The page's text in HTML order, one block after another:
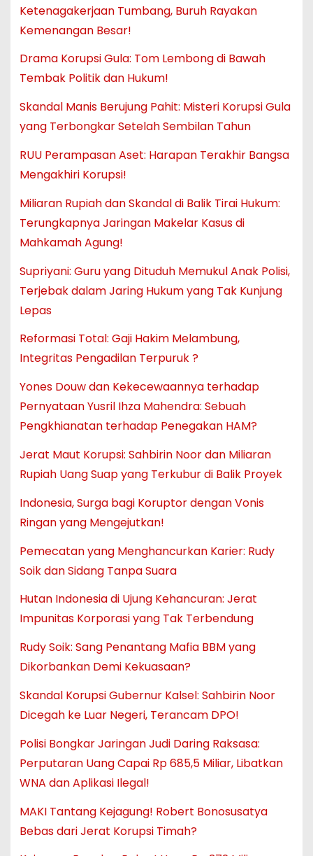
Ketenagakerjaan Tumbang, Buruh Rayakan
Kemenangan Besar!
Drama Korupsi Gula: Tom Lembong di Bawah
Tembak Politik dan Hukum!
Skandal Manis Berujung Pahit: Misteri Korupsi Gula
yang Terbongkar Setelah Sembilan Tahun
RUU Perampasan Aset: Harapan Terakhir Bangsa
Mengakhiri Korupsi!
Miliaran Rupiah dan Skandal di Balik Tirai Hukum:
Terungkapnya Jaringan Makelar Kasus di
Mahkamah Agung!
Supriyani: Guru yang Dituduh Memukul Anak Polisi,
Terjebak dalam Jaring Hukum yang Tak Kunjung
Lepas
Reformasi Total: Gaji Hakim Melambung,
Integritas Pengadilan Terpuruk ?
Yones Douw dan Kekecewaannya terhadap
Pernyataan Yusril Ihza Mahendra: Sebuah
Pengkhianatan terhadap Penegakan HAM?
Jerat Maut Korupsi: Sahbirin Noor dan Miliaran
Rupiah Uang Suap yang Terkubur di Balik Proyek
Indonesia, Surga bagi Koruptor dengan Vonis
Ringan yang Mengejutkan!
Pemecatan yang Menghancurkan Karier: Rudy
Soik dan Sidang Tanpa Suara
Hutan Indonesia di Ujung Kehancuran: Jerat
Impunitas Korporasi yang Tak Terbendung
Rudy Soik: Sang Penantang Mafia BBM yang
Dikorbankan Demi Kekuasaan?
Skandal Korupsi Gubernur Kalsel: Sahbirin Noor
Dicegah ke Luar Negeri, Terancam DPO!
Polisi Bongkar Jaringan Judi Daring Raksasa:
Perputaran Uang Capai Rp 685,5 Miliar, Libatkan
WNA dan Aplikasi Ilegal!
MAKI Tantang Kejagung! Robert Bonosusatya
Bebas dari Jerat Korupsi Timah?